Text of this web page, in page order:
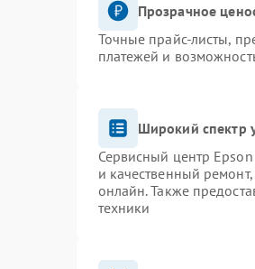
Прозрачное
Точные прайс-листы,
платежей и
Широкий спектр
Сервисный центр
и качественный
онлайн. Также
техники